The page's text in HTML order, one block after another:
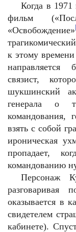
Когда в
фильм
«Освобождение»
к этому
направляется
связист,
шукшинский
генерала о
командования,
взять с собой
ироническая
пропадает,
командованию
Персонаж
разговаривая
оказывается в
свидетелем
кабинете).